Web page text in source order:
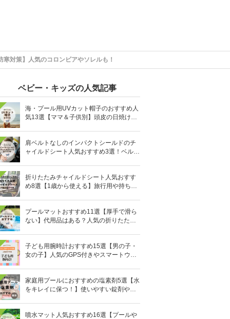
対策】人気のコロンビアやソレルも！
ベビー・キッズの人気記事
海・プール用UVカット帽子のおすすめ人
気13選【ママ＆子供別】頭皮の日焼け対
肩ベルトなしのインパクトシールドのチ
ャイルドシート人気おすすめ3選！ベルト
折りたたみチャイルドシート人気おすす
め8選【1歳から使える】旅行用や持ち運
プールマットおすすめ11選【厚手で滑ら
ない】代用品はある？人気の折りたたみ
子ども用腕時計おすすめ15選【男の子・
女の子】人気のGPS付きやスマートウォ
家庭用プールにおすすめの塩素剤5選【水
をキレイに保つ！】使いやすい錠剤やパ
噴水マット人気おすすめ16選【プールや